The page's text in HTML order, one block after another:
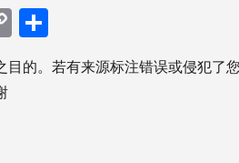
Copy
Link享
的。若有来源标注错误或侵犯了